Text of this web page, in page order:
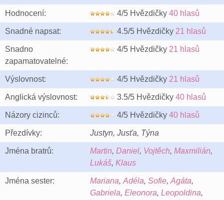
Hodnocení: 4/5 Hvězdičky 40 hlasů
Snadné napsat: 4.5/5 Hvězdičky 21 hlasů
Snadno
zapamatovatelné:
4/5 Hvězdičky 21 hlasů
Výslovnost: 4/5 Hvězdičky 21 hlasů
Anglická výslovnost: 3.5/5 Hvězdičky 40 hlasů
Názory cizinců: 4/5 Hvězdičky 40 hlasů
Přezdívky: Justyn, Jusťa, Týna
Jména bratrů: Martin, Daniel, Vojtěch, Maxmilián,
Lukáš, Klaus
Jména sester: Mariana, Adéla, Sofie, Agáta,
Gabriela, Eleonora, Leopoldina,